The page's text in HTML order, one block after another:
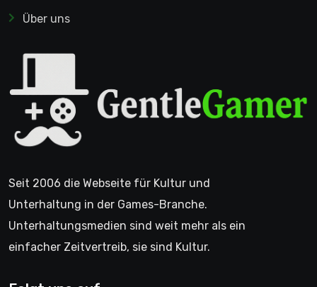
Über uns
Seit 2006 die Webseite für Kultur und
Unterhaltung in der Games-Branche.
Unterhaltungsmedien sind weit mehr als ein
einfacher Zeitvertreib, sie sind Kultur.